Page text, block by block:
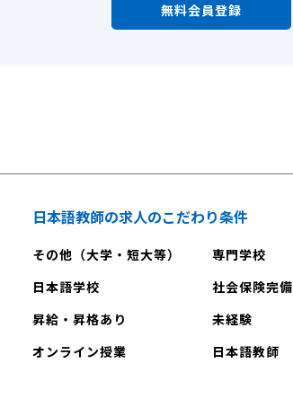
無料会員登録
日本語教師の求人のこだわり条件
その他（大学・短大等）
専門学校
日本語学校
社会保険完備
昇給・昇格あり
未経験
オンライン授業
日本語教師